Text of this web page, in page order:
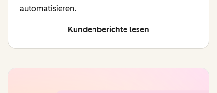
automatisieren.
Kundenberichte lesen